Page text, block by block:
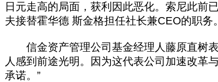
日元走高的局面，获利因此恶化。索尼此前
夫接替霍华德 斯金格担任社长兼CEO的职务
信金资产管理公司基金经理人藤原直树表
人感到前途光明。因为这代表公司加速改革
承诺。”